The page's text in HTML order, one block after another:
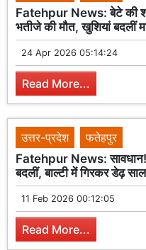
Fatehpur News: बेटे की
भतीजे की मौत, खुशियां बदलीं
24 Apr 2026 05:14:24
Read More...
उत्तर-प्रदेश
फतेहपुर
Fatehpur News: सावधान!
बदलीं, बाल्टी में गिरकर डेढ़
11 Feb 2026 00:12:05
Read More...